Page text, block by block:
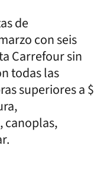
de
con seis
Carrefour sin
todas las
superiores a $
canoplas,